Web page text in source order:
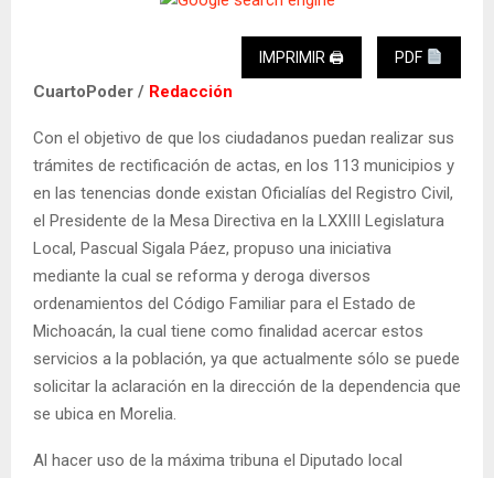
IMPRIMIR 🖨 PDF
CuartoPoder / Redacción
Con el objetivo de que los ciudadanos puedan realizar sus
trámites de rectificación de actas, en los 113 municipios y
en las tenencias donde existan Oficialías del Registro Civil,
el Presidente de la Mesa Directiva en la LXXIII Legislatura
Local, Pascual Sigala Páez, propuso una iniciativa
mediante la cual se reforma y deroga diversos
ordenamientos del Código Familiar para el Estado de
Michoacán, la cual tiene como finalidad acercar estos
servicios a la población, ya que actualmente sólo se puede
solicitar la aclaración en la dirección de la dependencia que
se ubica en Morelia.
Al hacer uso de la máxima tribuna el Diputado local